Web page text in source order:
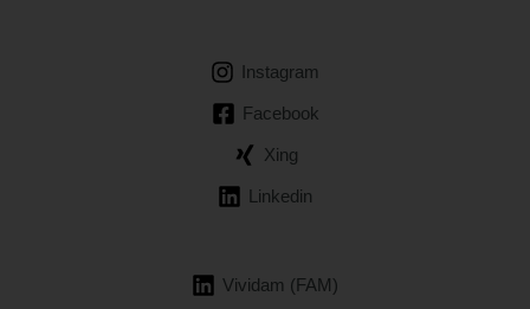
Instagram
Facebook
Xing
Linkedin
Vividam (FAM)